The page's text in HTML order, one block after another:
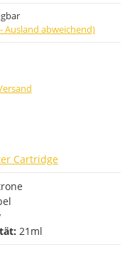
Ausland abweichend)
Cartridge
21ml